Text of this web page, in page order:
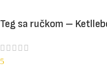
Teg sa ručkom –
5